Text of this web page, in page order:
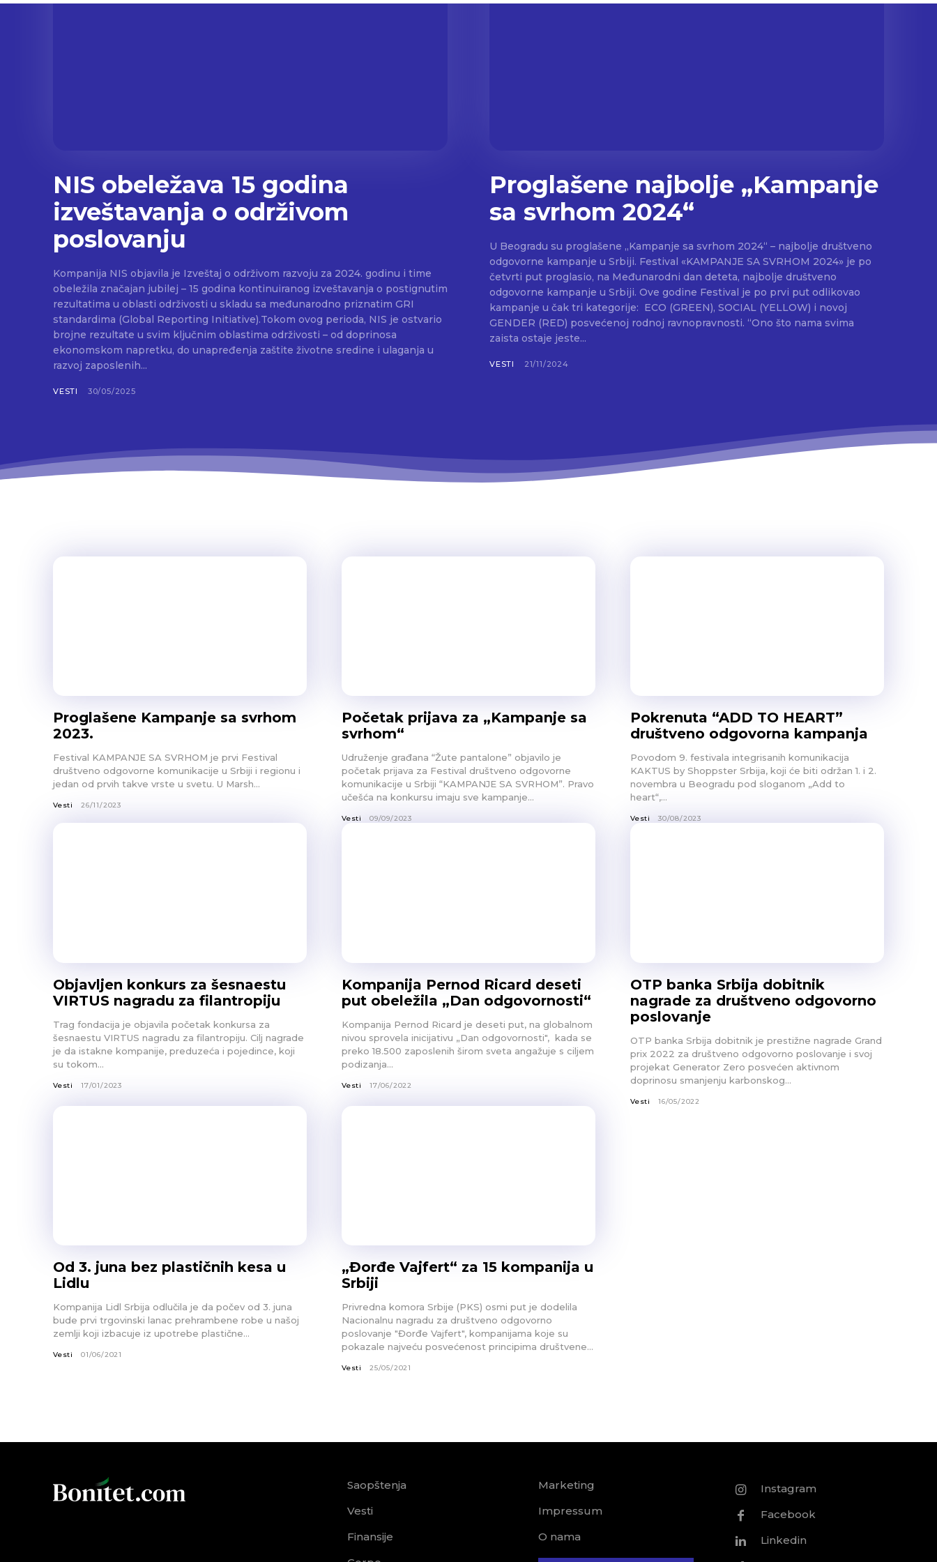
NIS obeležava 15 godina
izveštavanja o održivom
poslovanju
Kompanija NIS objavila je Izveštaj o održivom razvoju za 2024. godinu i time
obeležila značajan jubilej – 15 godina kontinuiranog izveštavanja o postignutim
rezultatima u oblasti održivosti u skladu sa međunarodno priznatim GRI
standardima (Global Reporting Initiative).Tokom ovog perioda, NIS je ostvario
brojne rezultate u svim ključnim oblastima održivosti – od doprinosa
ekonomskom napretku, do unapređenja zaštite životne sredine i ulaganja u
razvoj zaposlenih...
VESTI 30/05/2025
Proglašene najbolje „Kampanje
sa svrhom 2024“
U Beogradu su proglašene „Kampanje sa svrhom 2024“ – najbolje društveno
odgovorne kampanje u Srbiji. Festival «KAMPANJE SA SVRHOM 2024» je po
četvrti put proglasio, na Međunarodni dan deteta, najbolje društveno
odgovorne kampanje u Srbiji. Ove godine Festival je po prvi put odlikovao
kampanje u čak tri kategorije: ECO (GREEN), SOCIAL (YELLOW) i novoj
GENDER (RED) posvećenoj rodnoj ravnopravnosti. “Ono što nama svima
zaista ostaje jeste...
VESTI 21/11/2024
Proglašene Kampanje sa svrhom
2023.
Festival KAMPANJE SA SVRHOM je prvi Festival
društveno odgovorne komunikacije u Srbiji i regionu i
jedan od prvih takve vrste u svetu. U Marsh...
Vesti 26/11/2023
Početak prijava za „Kampanje sa
svrhom“
Udruženje građana “Žute pantalone” objavilo je
početak prijava za Festival društveno odgovorne
komunikacije u Srbiji “KAMPANJE SA SVRHOM”. Pravo
učešća na konkursu imaju sve kampanje...
Vesti 09/09/2023
Pokrenuta “ADD TO HEART”
društveno odgovorna kampanja
Povodom 9. festivala integrisanih komunikacija
KAKTUS by Shoppster Srbija, koji će biti održan 1. i 2.
novembra u Beogradu pod sloganom „Add to
heart“,...
Vesti 30/08/2023
Objavljen konkurs za šesnaestu
VIRTUS nagradu za filantropiju
Trag fondacija je objavila početak konkursa za
šesnaestu VIRTUS nagradu za filantropiju. Cilj nagrade
je da istakne kompanije, preduzeća i pojedince, koji
su tokom...
Vesti 17/01/2023
Kompanija Pernod Ricard deseti
put obeležila „Dan odgovornosti“
Kompanija Pernod Ricard je deseti put, na globalnom
nivou sprovela inicijativu „Dan odgovornosti", kada se
preko 18.500 zaposlenih širom sveta angažuje s ciljem
podizanja...
Vesti 17/06/2022
OTP banka Srbija dobitnik
nagrade za društveno odgovorno
poslovanje
OTP banka Srbija dobitnik je prestižne nagrade Grand
prix 2022 za društveno odgovorno poslovanje i svoj
projekat Generator Zero posvećen aktivnom
doprinosu smanjenju karbonskog...
Vesti 16/05/2022
Od 3. juna bez plastičnih kesa u
Lidlu
Kompanija Lidl Srbija odlučila je da počev od 3. juna
bude prvi trgovinski lanac prehrambene robe u našoj
zemlji koji izbacuje iz upotrebe plastične...
Vesti 01/06/2021
„Đorđe Vajfert“ za 15 kompanija u
Srbiji
Privredna komora Srbije (PKS) osmi put je dodelila
Nacionalnu nagradu za društveno odgovorno
poslovanje "Đorđe Vajfert", kompanijama koje su
pokazale najveću posvećenost principima društvene...
Vesti 25/05/2021
Saopštenja
Vesti
Finansije
Marketing
Impressum
O nama
Instagram
Facebook
Linkedin